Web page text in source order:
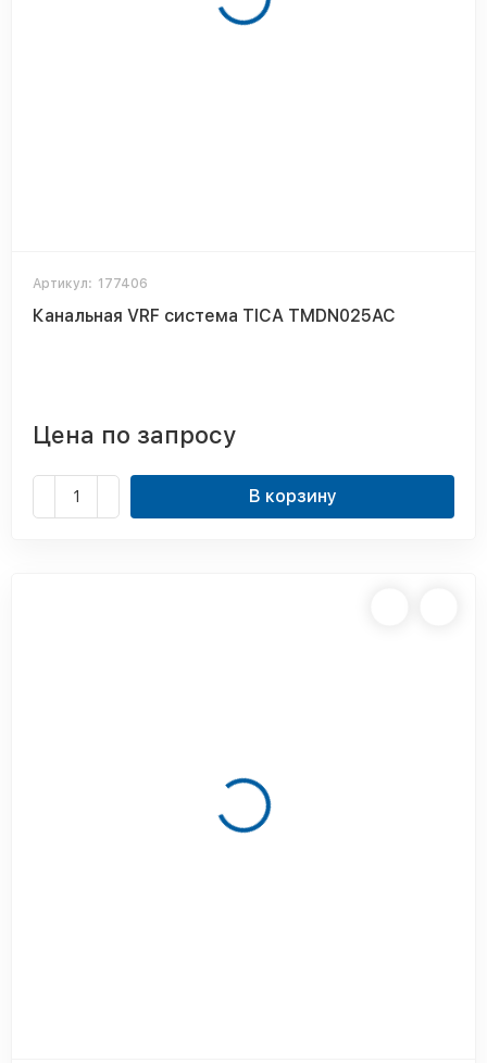
Артикул: 177406
Канальная VRF система TICA TMDN025AC
Цена по запросу
В корзину